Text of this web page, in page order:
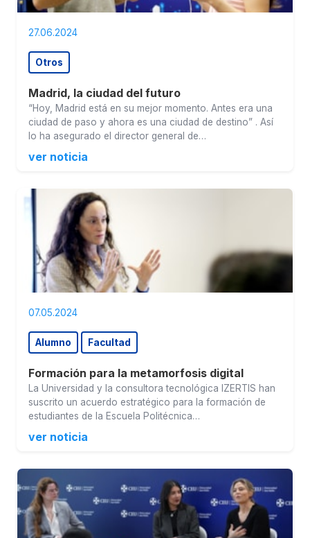
27.06.2024
Otros
Madrid, la ciudad del futuro
“Hoy, Madrid está en su mejor momento. Antes era una
ciudad de paso y ahora es una ciudad de destino” . Así
lo ha asegurado el director general de…
ver noticia
07.05.2024
Alumno Facultad
Formación para la metamorfosis digital
La Universidad y la consultora tecnológica IZERTIS han
suscrito un acuerdo estratégico para la formación de
estudiantes de la Escuela Politécnica…
ver noticia